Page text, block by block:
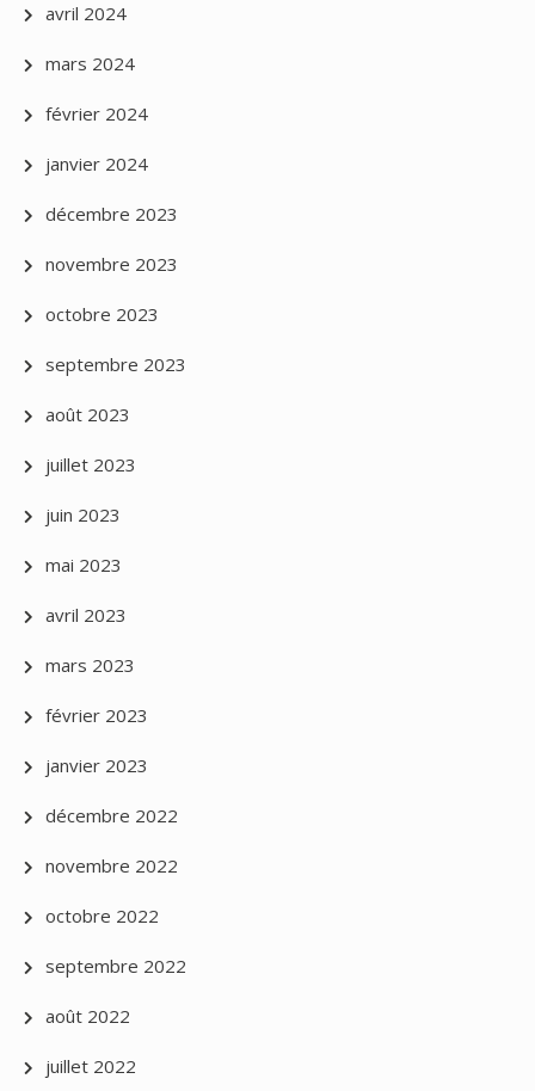
avril 2024
mars 2024
février 2024
janvier 2024
décembre 2023
novembre 2023
octobre 2023
septembre 2023
août 2023
juillet 2023
juin 2023
mai 2023
avril 2023
mars 2023
février 2023
janvier 2023
décembre 2022
novembre 2022
octobre 2022
septembre 2022
août 2022
juillet 2022